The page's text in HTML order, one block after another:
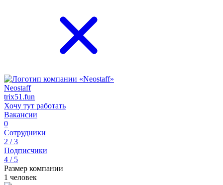
Neostaff
trix51.fun
Хочу тут работать
Вакансии
0
Сотрудники
2 / 3
Подписчики
4 / 5
Размер компании
1 человек